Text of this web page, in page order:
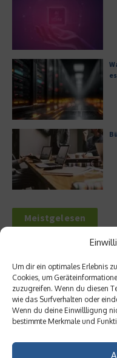
Um dir ein optimales Erlebnis
Cookies, um
zuzugreifen. Wenn du diesen
wie das Surfverhalten oder
Wenn du deine Einwillligung
bestimmte Merkmale und
Meistgelesen